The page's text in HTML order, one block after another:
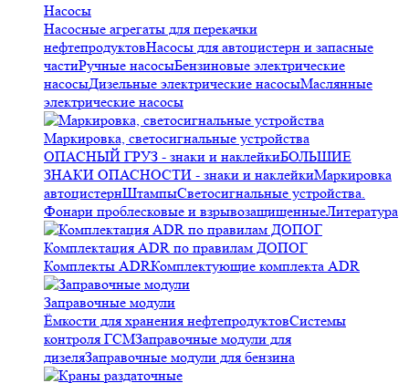
Насосы
Насосные агрегаты для перекачки
нефтепродуктовНасосы для автоцистерн и запасные
частиРучные насосыБензиновые электрические
насосыДизельные электрические насосыМаслянные
электрические насосы
Маркировка, светосигнальные устройства
ОПАСНЫЙ ГРУЗ - знаки и наклейкиБОЛЬШИЕ
ЗНАКИ ОПАСНОСТИ - знаки и наклейкиМаркировка
автоцистернШтампыСветосигнальные устройства.
Фонари проблесковые и взрывозащищенныеЛитература
Комплектация ADR по правилам ДОПОГ
Комплекты ADRКомплектующие комплекта ADR
Заправочные модули
Ёмкости для хранения нефтепродуктовСистемы
контроля ГСМЗаправочные модули для
дизеляЗаправочные модули для бензина